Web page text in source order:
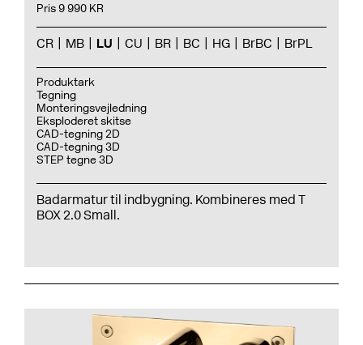
Pris 9 990 KR
CR MB LU CU BR BC HG BrBC BrPL
Produktark
Tegning
Monteringsvejledning
Eksploderet skitse
CAD-tegning 2D
CAD-tegning 3D
STEP tegne 3D
Badarmatur til indbygning. Kombineres med T
BOX 2.0 Small.